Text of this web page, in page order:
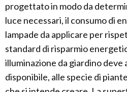
progettato in modo da
luce necessari, il consumo di
lampade da applicare per
standard di risparmio
illuminazione da giardino
disponibile, alle specie di